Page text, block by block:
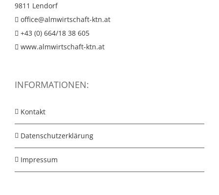
9811 Lendorf
office@almwirtschaft-ktn.at
+43 (0) 664/18 38 605
www.almwirtschaft-ktn.at
INFORMATIONEN:
Kontakt
Datenschutzerklärung
Impressum